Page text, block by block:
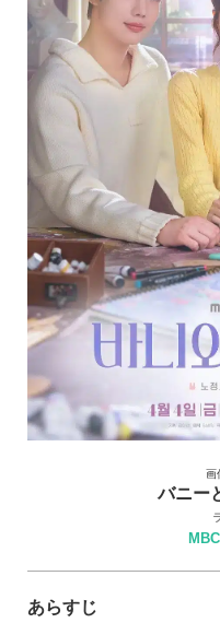
画
バニー
あらすじ